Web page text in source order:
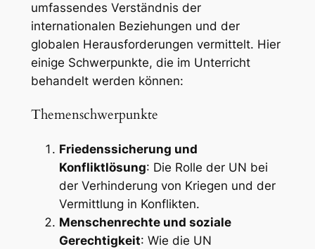
umfassendes Verständnis der
internationalen Beziehungen und der
globalen Herausforderungen vermittelt. Hier
einige Schwerpunkte, die im Unterricht
behandelt werden können:
Themenschwerpunkte
Friedenssicherung und
Konfliktlösung: Die Rolle der UN bei
der Verhinderung von Kriegen und der
Vermittlung in Konflikten.
Menschenrechte und soziale
Gerechtigkeit: Wie die UN